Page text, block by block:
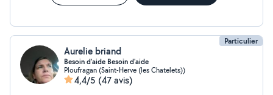
Particulier
Aurelie briand
Besoin d'aide Besoin d'aide
Ploufragan (Saint-Herve (les Chatelets))
4,4/5 (47 avis)